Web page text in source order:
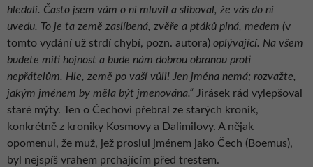
hledali. Často jsem vám o ní mluvil a sliboval, že vás do ní
uvedu. To je ta země zaslíbená, zvěře a ptáků plná, medem (v
tomto vydání už strdí chybí, pozn. autora) oplývající. Na všem
budete míti hojnost a bude nám dobrou obranou proti
nepřátelům. Hle, země po vaší vůli! Jen jména nemá; rozvažte,
jakým jménem by měla být jmenována.“ Jirásek rád vylepšoval
staré mýty. Ten o Čechovi přebral ze starých kronik,
konkrétně z kroniky Kosmovy a Dalimilovy. A nějak
opomenul, že muž, jež proslul jménem jako Čech (Boemus),
byl nejspíš vrahem prchajícím před trestem.